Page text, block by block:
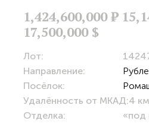
1,424,600,000Р
17,500,000 $
Лот:
Направление:
Посёлок:
Удалённость от МКАД:4 км
Отделка:
«под